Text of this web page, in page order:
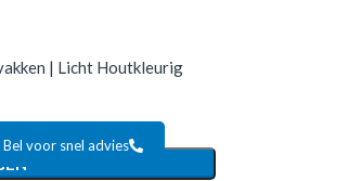
| Licht Houtkleurig
Bel voor snel advies